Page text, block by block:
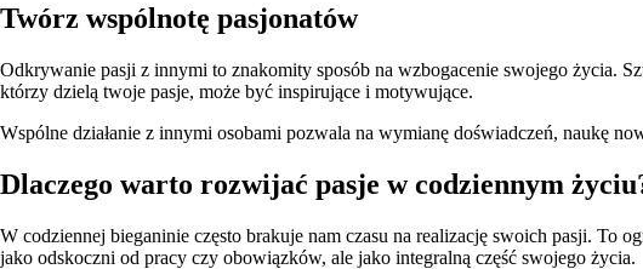
Twórz wspólnotę pasjonatów
Odkrywanie pasji z innymi to znakomity sposób na wzbogacenie swojego życia.
którzy dzielą twoje pasje, może być inspirujące i motywujące.
Wspólne działanie z innymi osobami pozwala na wymianę doświadczeń, naukę
Dlaczego warto rozwijać pasje w codziennym
W codziennej bieganinie często brakuje nam czasu na realizację swoich pasji. To
jako odskoczni od pracy czy obowiązków, ale jako integralną część swojego życia.